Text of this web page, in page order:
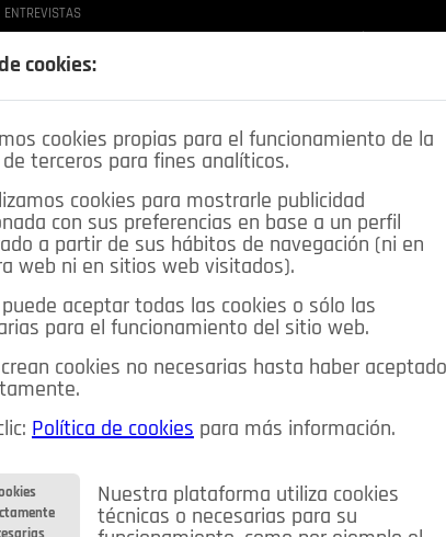
ENTREVISTAS
CRÓNICAS DE
OPINIÓN IN SALUD 🔴 EN DIRECTO
MIS ANUNCIOS
cookies:
cookies propias para el funcionamiento de la
terceros para fines analíticos.
cookies para mostrarle publicidad
con sus preferencias en base a un perfil
a partir de sus hábitos de navegación (ni en
web ni en sitios web visitados).
aceptar todas las cookies o sólo las
para el funcionamiento del sitio web.
cookies no necesarias hasta haber aceptado
Política de cookies para más información.
Nuestra plataforma utiliza cookies
técnicas o necesarias para su